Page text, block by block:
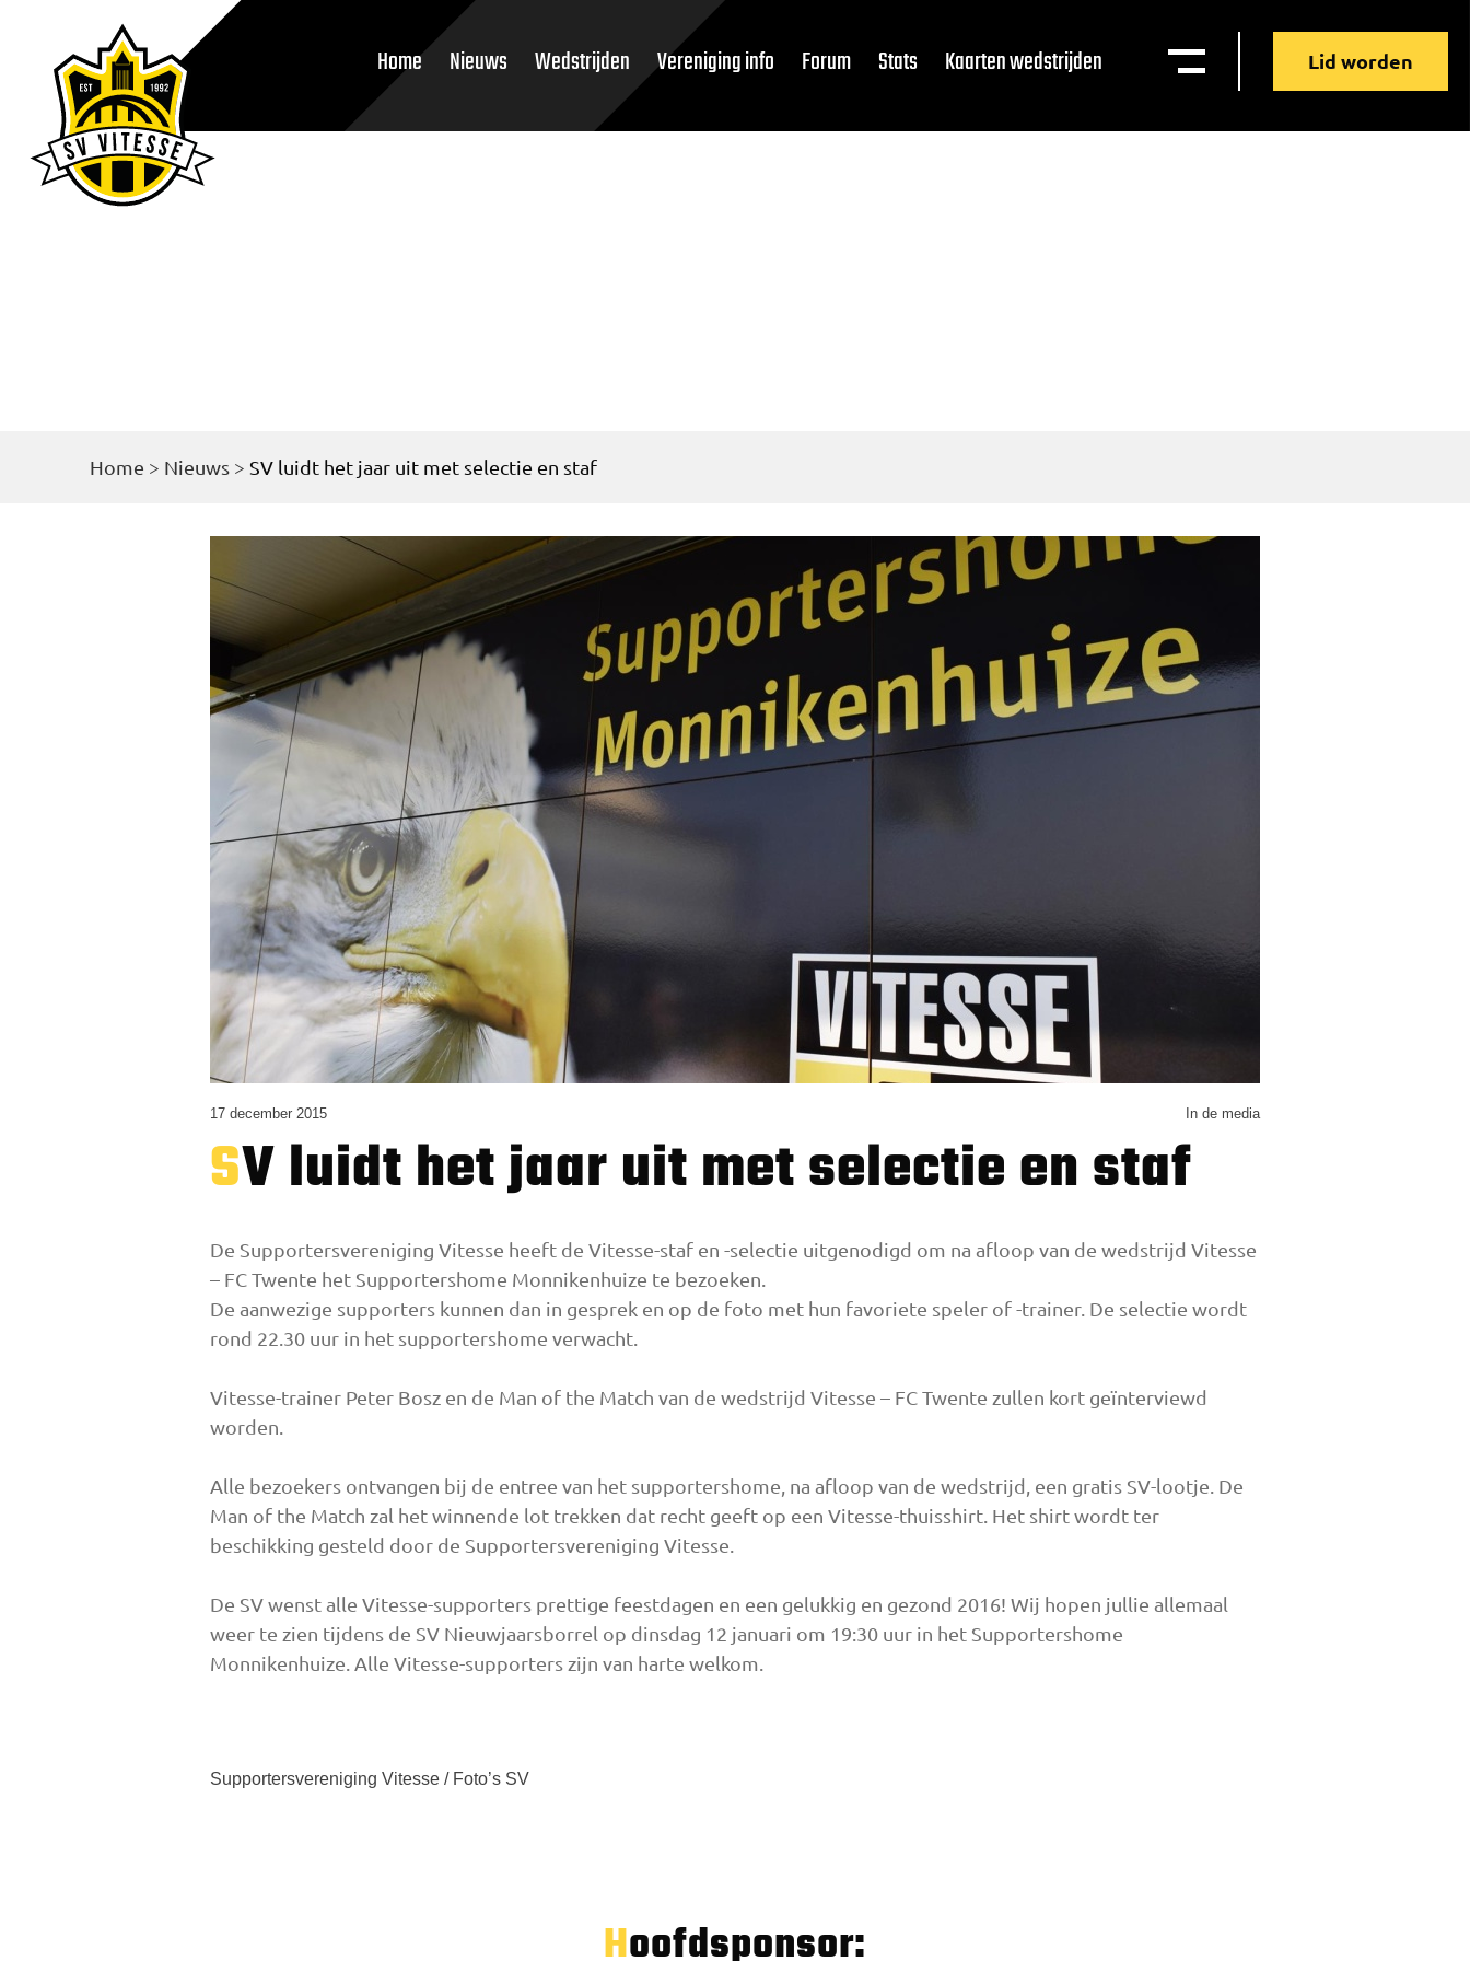
Home Nieuws Wedstrijden Vereniging info Forum Stats Kaarten wedstrijden Lid worden
Home > Nieuws > SV luidt het jaar uit met selectie en staf
17 december 2015 In de media
SV luidt het jaar uit met selectie en staf
De Supportersvereniging Vitesse heeft de Vitesse-staf en -selectie uitgenodigd om na afloop van de wedstrijd Vitesse
– FC Twente het Supportershome Monnikenhuize te bezoeken.
De aanwezige supporters kunnen dan in gesprek en op de foto met hun favoriete speler of -trainer. De selectie wordt
rond 22.30 uur in het supportershome verwacht.
Vitesse-trainer Peter Bosz en de Man of the Match van de wedstrijd Vitesse – FC Twente zullen kort geïnterviewd
worden.
Alle bezoekers ontvangen bij de entree van het supportershome, na afloop van de wedstrijd, een gratis SV-lootje. De
Man of the Match zal het winnende lot trekken dat recht geeft op een Vitesse-thuisshirt. Het shirt wordt ter
beschikking gesteld door de Supportersvereniging Vitesse.
De SV wenst alle Vitesse-supporters prettige feestdagen en een gelukkig en gezond 2016! Wij hopen jullie allemaal
weer te zien tijdens de SV Nieuwjaarsborrel op dinsdag 12 januari om 19:30 uur in het Supportershome
Monnikenhuize. Alle Vitesse-supporters zijn van harte welkom.
Supportersvereniging Vitesse / Foto’s SV
Hoofdsponsor: